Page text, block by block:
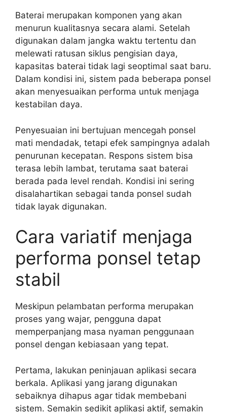
Baterai merupakan komponen yang akan
menurun kualitasnya secara alami. Setelah
digunakan dalam jangka waktu tertentu dan
melewati ratusan siklus pengisian daya,
kapasitas baterai tidak lagi seoptimal saat baru.
Dalam kondisi ini, sistem pada beberapa ponsel
akan menyesuaikan performa untuk menjaga
kestabilan daya.
Penyesuaian ini bertujuan mencegah ponsel
mati mendadak, tetapi efek sampingnya adalah
penurunan kecepatan. Respons sistem bisa
terasa lebih lambat, terutama saat baterai
berada pada level rendah. Kondisi ini sering
disalahartikan sebagai tanda ponsel sudah
tidak layak digunakan.
Cara variatif menjaga
performa ponsel tetap
stabil
Meskipun pelambatan performa merupakan
proses yang wajar, pengguna dapat
memperpanjang masa nyaman penggunaan
ponsel dengan kebiasaan yang tepat.
Pertama, lakukan peninjauan aplikasi secara
berkala. Aplikasi yang jarang digunakan
sebaiknya dihapus agar tidak membebani
sistem. Semakin sedikit aplikasi aktif, semakin